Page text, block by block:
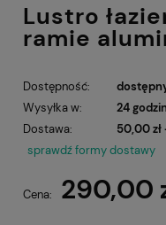
Lustro
ramie
Dostępność:
Wysyłka w:
24
Dostawa:
50,00 zł
Cena nie zawiera
sprawdź formy dostawy
Cena: 290,00